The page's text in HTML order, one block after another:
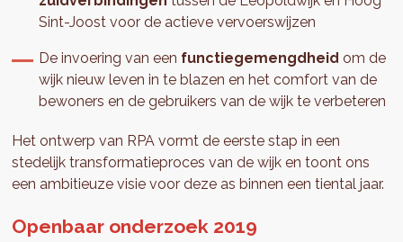
Sint-Joost voor de actieve vervoerswijzen
De invoering van een functiegemengdheidom de
wijk nieuw leven in te blazen en het comfort van de
bewoners en de gebruikers van de wijk te verbeteren
Het ontwerp van RPA vormt de eerste stap in een
stedelijk transformatieproces van de wijk en toont ons
een ambitieuze visie voor deze as binnen een tiental jaar.
Openbaar onderzoek 2019